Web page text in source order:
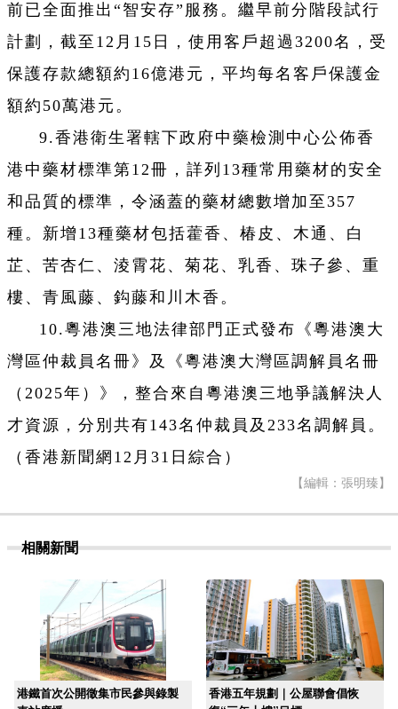
前已全面推出“智安存”服務。繼早前分階段試行
計劃，截至12月15日，使用客戶超過3200名，受
保護存款總額約16億港元，平均每名客戶保護金
額約50萬港元。
9.香港衛生署轄下政府中藥檢測中心公佈香
港中藥材標準第12冊，詳列13種常用藥材的安全
和品質的標準，令涵蓋的藥材總數增加至357
種。新增13種藥材包括藿香、椿皮、木通、白
芷、苦杏仁、淩霄花、菊花、乳香、珠子參、重
樓、青風藤、鈎藤和川木香。
10.粵港澳三地法律部門正式發布《粵港澳大
灣區仲裁員名冊》及《粵港澳大灣區調解員名冊
（2025年）》，整合來自粵港澳三地爭議解決人
才資源，分別共有143名仲裁員及233名調解員。
（香港新聞網12月31日綜合）
【編輯：張明臻】
相關新聞
港鐵首次公開徵集市民參與錄製
香港五年規劃｜公屋聯會倡恢